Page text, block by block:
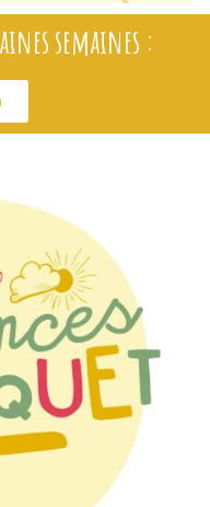
semaines :